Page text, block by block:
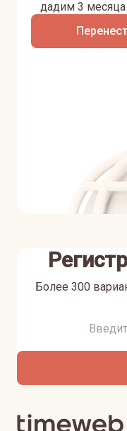
дадим 3 месяца
Более 300